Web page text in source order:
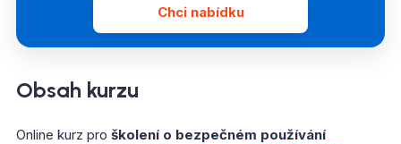
Chci nabídku
Obsah kurzu
Online kurz pro školení o bezpečném používání